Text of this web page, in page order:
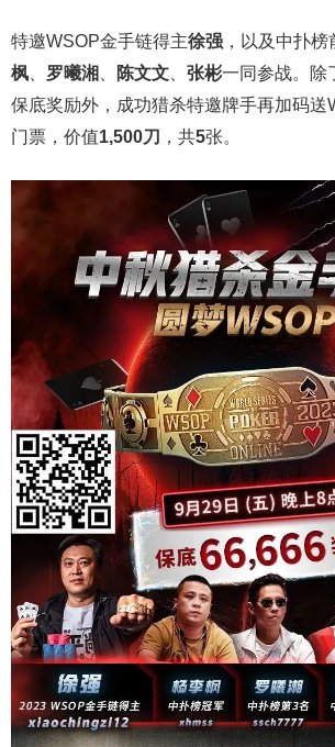
特邀WSOP金手链得主徐强 ，以及中扑
枫
罗曦湘 陈文文 张彬一同参战。除
保底奖励外，成功猎杀特邀牌手再加码送
门票，价值1,500刀 ，共5张。